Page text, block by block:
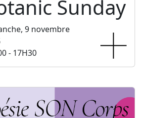
Sunday
9 novembre
- 17H30